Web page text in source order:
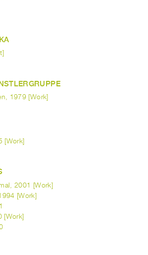
1979 [Work]
[Work]
2001 [Work]
[Work]
[Work]